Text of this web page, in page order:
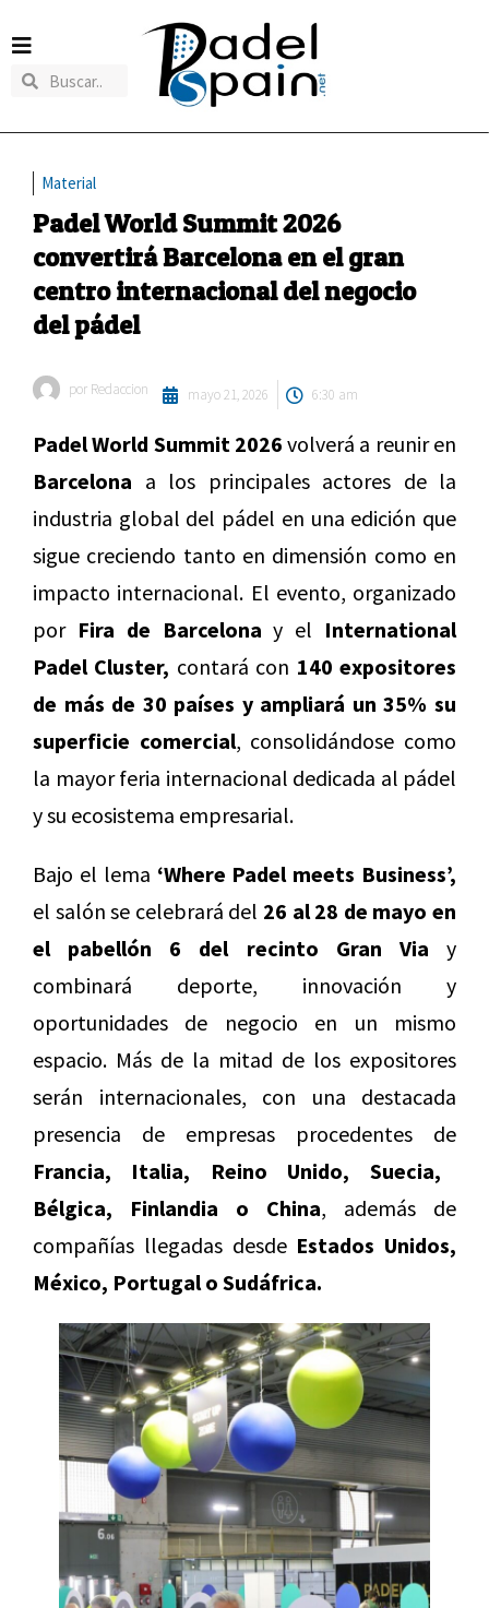
Material
Padel World Summit 2026
convertirá Barcelona en el gran
centro internacional del negocio
del pádel
por Redaccion mayo 21, 2026 6:30 am
Padel World Summit 2026 volverá a reunir en
Barcelona a los principales actores de la
industria global del pádel en una edición que
sigue creciendo tanto en dimensión como en
impacto internacional. El evento, organizado
por Fira de Barcelona y el International
Padel Cluster, contará con 140 expositores
de más de 30 países y ampliará un 35% su
superficie comercial, consolidándose como
la mayor feria internacional dedicada al pádel
y su ecosistema empresarial.
Bajo el lema ‘Where Padel meets Business’,
el salón se celebrará del 26 al 28 de mayo en
el pabellón 6 del recinto Gran Via y
combinará deporte, innovación y
oportunidades de negocio en un mismo
espacio. Más de la mitad de los expositores
serán internacionales, con una destacada
presencia de empresas procedentes de
Francia, Italia, Reino Unido, Suecia,
Bélgica, Finlandia o China, además de
compañías llegadas desde Estados Unidos,
México, Portugal o Sudáfrica.